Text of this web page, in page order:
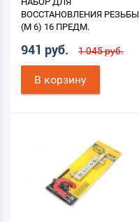
ВОССТАНОВЛЕНИЯ РЕЗЬБЫ
(М 6) 16 ПРЕДМ.
941 руб. 1 045 руб.
В корзину